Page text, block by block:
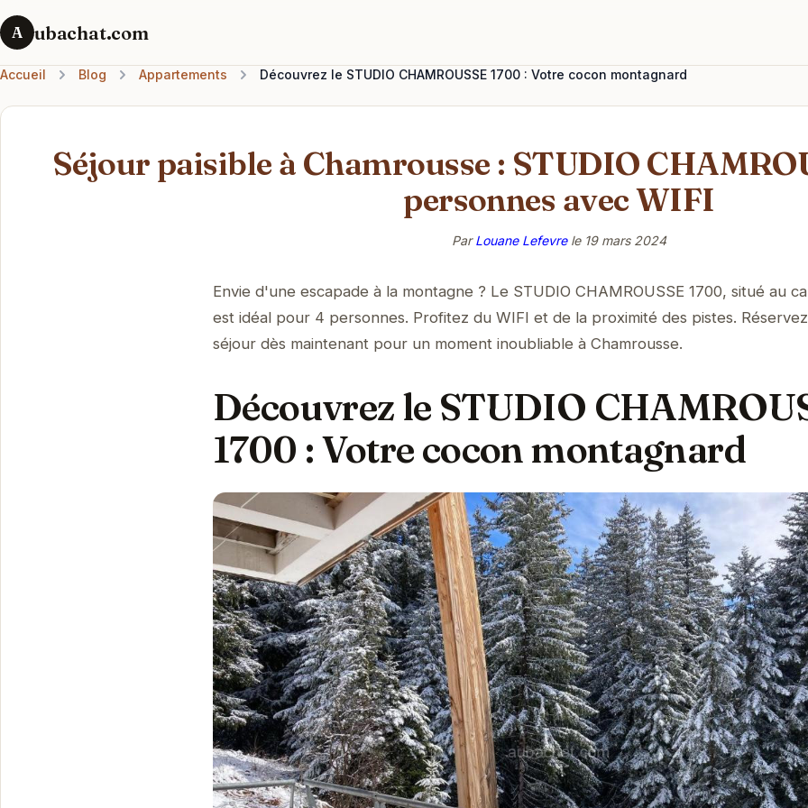
A ubachat.com
Accueil Blog Appartements Découvrez le STUDIO CHAMROUSSE 1700 : Votre cocon montagnard
Séjour paisible à Chamrousse : STUDIO
personnes avec WIFI
ParLouane Lefevrele 19 mars 2024
Envie d'une escapade à la montagne ? Le STUDIO CHAMROUSSE 1700, situé au
est idéal pour 4 personnes. Profitez du WIFI et de la proximité des pistes.
séjour dès maintenant pour un moment inoubliable à Chamrousse.
Découvrez le STUDIO
1700 : Votre cocon montagnard